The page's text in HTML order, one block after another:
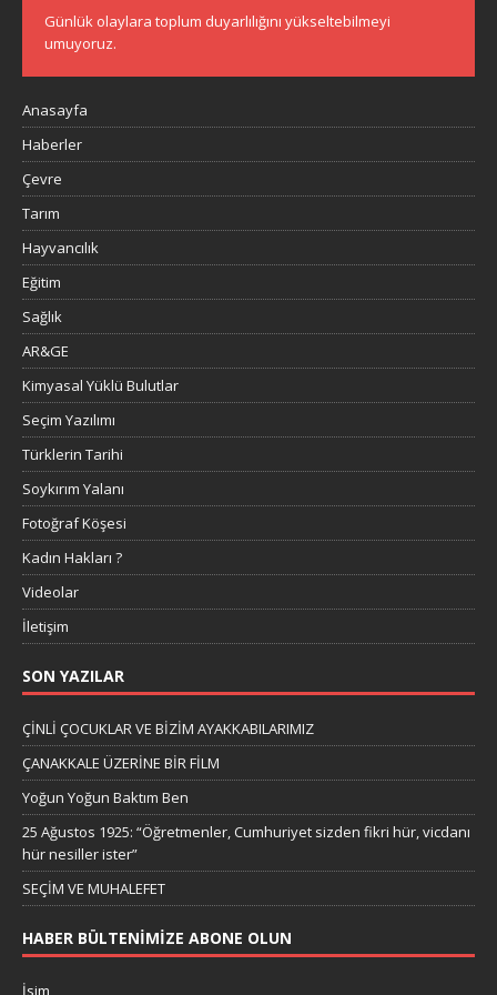
Günlük olaylara toplum duyarlılığını yükseltebilmeyi
umuyoruz.
Anasayfa
Haberler
Çevre
Tarım
Hayvancılık
Eğitim
Sağlık
AR&GE
Kimyasal Yüklü Bulutlar
Seçim Yazılımı
Türklerin Tarihi
Soykırım Yalanı
Fotoğraf Köşesi
Kadın Hakları ?
Videolar
İletişim
SON YAZILAR
ÇİNLİ ÇOCUKLAR VE BİZİM AYAKKABILARIMIZ
ÇANAKKALE ÜZERİNE BİR FİLM
Yoğun Yoğun Baktım Ben
25 Ağustos 1925: “Öğretmenler, Cumhuriyet sizden fikri hür, vicdanı
hür nesiller ister”
SEÇİM VE MUHALEFET
HABER BÜLTENIMIZE ABONE OLUN
İsim